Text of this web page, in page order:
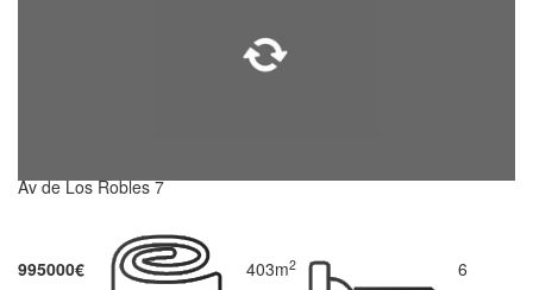
Av de Los Robles 7
995000€ 403m2 6